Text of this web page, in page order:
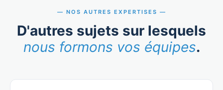
NOS AUTRES EXPERTISES
D'autres sujets sur lesquels
nous formons vos équipes.